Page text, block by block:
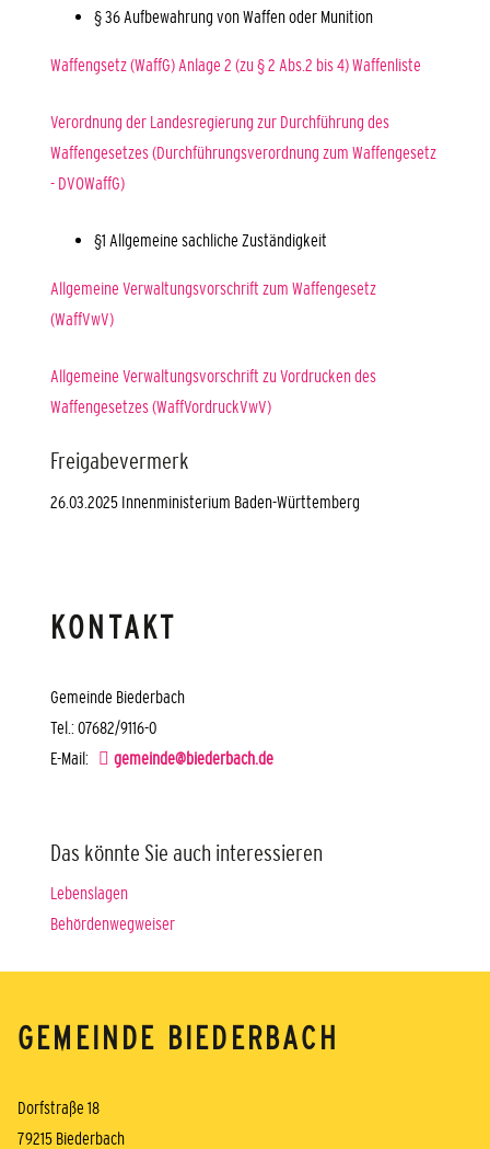
§ 36 Aufbewahrung von Waffen oder Munition
Waffengsetz (WaffG) Anlage 2 (zu § 2 Abs.2 bis 4) Waffenliste
Verordnung der Landesregierung zur Durchführung des
Waffengesetzes (Durchführungsverordnung zum Waffengesetz
- DVOWaffG)
§1 Allgemeine sachliche Zuständigkeit
Allgemeine Verwaltungsvorschrift zum Waffengesetz
(WaffVwV)
Allgemeine Verwaltungsvorschrift zu Vordrucken des
Waffengesetzes (WaffVordruckVwV)
Freigabevermerk
26.03.2025 Innenministerium Baden-Württemberg
KONTAKT
Gemeinde Biederbach
Tel.: 07682/9116-0
E-Mail:
gemeinde@biederbach.de
Das könnte Sie auch interessieren
Lebenslagen
Behördenwegweiser
GEMEINDE BIEDERBACH
Dorfstraße 18
79215 Biederbach